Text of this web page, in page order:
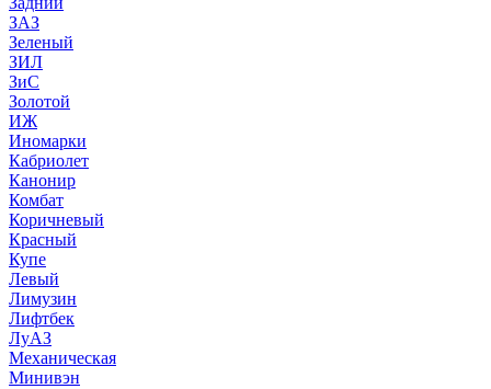
ЗАЗ
Зеленый
ЗИЛ
ЗиС
Золотой
ИЖ
Иномарки
Кабриолет
Канонир
Комбат
Коричневый
Красный
Купе
Левый
Лимузин
Лифтбек
ЛуАЗ
Механическая
Минивэн